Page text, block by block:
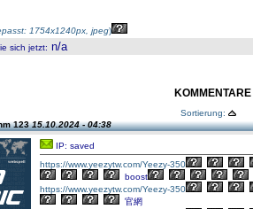
1754x1240px, jpeg)
sich jetzt: n/a
KOMMENTARE
Sortierung:
12315.10.2024 - 04:38
IP: saved
https://www.yeezytw.com/Yeezy-350
boost
https://www.yeezytw.com/Yeezy-350
官網